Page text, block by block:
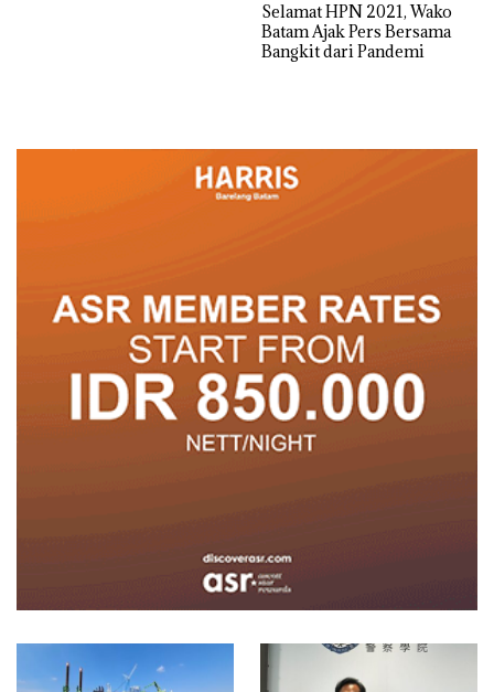
Selamat HPN 2021, Wako
Batam Ajak Pers Bersama
Bangkit dari Pandemi